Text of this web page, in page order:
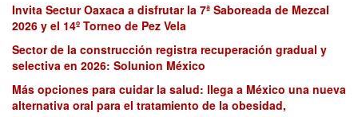
Invita Sectur Oaxaca a disfrutar la 7ª Saboreada de Mezcal
2026 y el 14º Torneo de Pez Vela
Sector de la construcción registra recuperación gradual y
selectiva en 2026: Solunion México
Más opciones para cuidar la salud: llega a México una nueva
alternativa oral para el tratamiento de la obesidad,